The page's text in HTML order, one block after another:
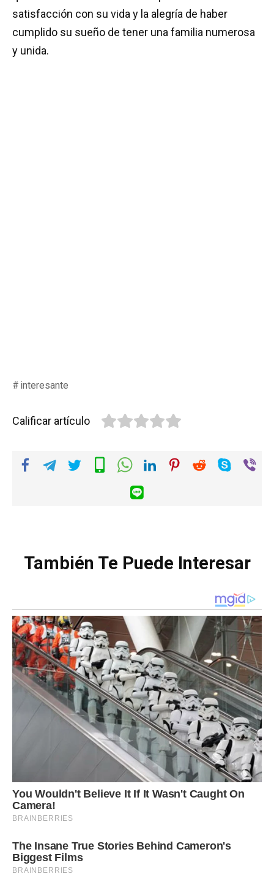
satisfacción con su vida y la alegría de haber
cumplido su sueño de tener una familia numerosa
y unida.
interesante
Calificar artículo
También Te Puede Interesar